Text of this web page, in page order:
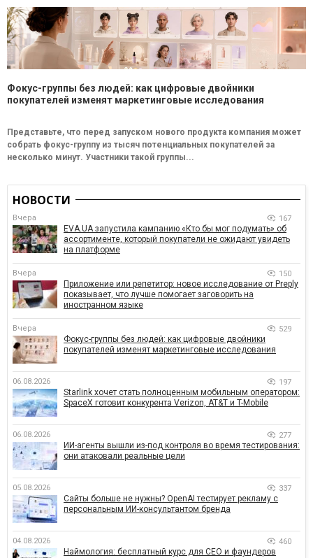
Фокус-группы без людей: как цифровые двойники
покупателей изменят маркетинговые исследования
Представьте, что перед запуском нового продукта компания может
собрать фокус-группу из тысяч потенциальных покупателей за
несколько минут. Участники такой группы...
НОВОСТИ
Вчера 167
EVA.UA запустила кампанию «Кто бы мог подумать» об
ассортименте, который покупатели не ожидают увидеть
на платформе
Вчера 150
Приложение или репетитор: новое исследование от Preply
показывает, что лучше помогает заговорить на
иностранном языке
Вчера 529
Фокус-группы без людей: как цифровые двойники
покупателей изменят маркетинговые исследования
06.08.2026 197
Starlink хочет стать полноценным мобильным оператором:
SpaceX готовит конкурента Verizon, AT&T и T-Mobile
06.08.2026 277
ИИ-агенты вышли из-под контроля во время тестирования:
они атаковали реальные цели
05.08.2026 337
Сайты больше не нужны? OpenAI тестирует рекламу с
персональным ИИ-консультантом бренда
04.08.2026 460
Наймология: бесплатный курс для CEO и фаундеров